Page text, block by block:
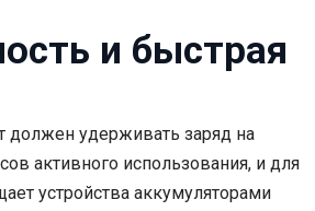
и быстрая
удерживать заряд на
активного использования, и для
устройства аккумуляторами